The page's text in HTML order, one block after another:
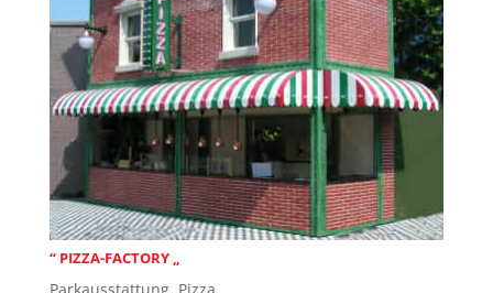
“ PIZZA-FACTORY „
Parkausstattung, Pizza